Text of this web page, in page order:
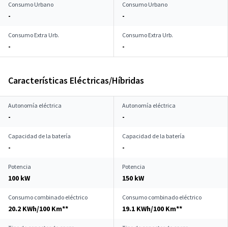
Consumo Urbano
-
Consumo Urbano
-
Consumo Extra Urb.
-
Consumo Extra Urb.
-
Características Eléctricas/Híbridas
Autonomía eléctrica
-
Autonomía eléctrica
-
Capacidad de la batería
-
Capacidad de la batería
-
Potencia
100 kW
Potencia
150 kW
Consumo combinado eléctrico
20.2 KWh/100 Km**
Consumo combinado eléctrico
19.1 KWh/100 Km**